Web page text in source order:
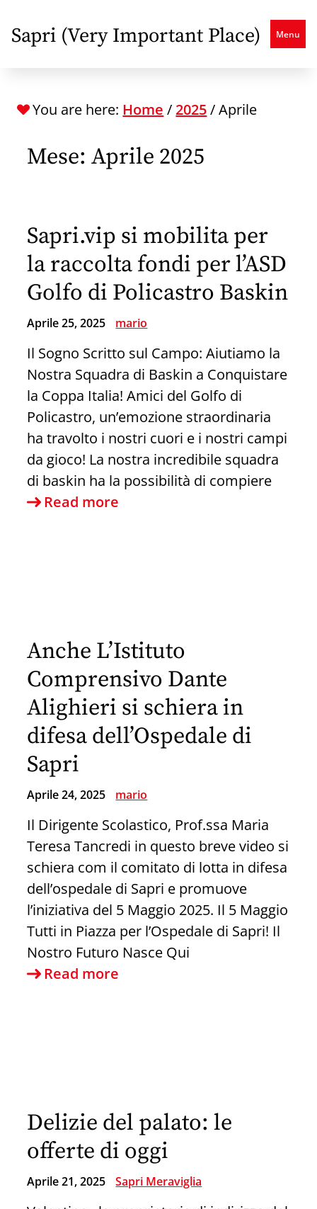
to
main
Sapri (Very Important Place) Menu
You are here: Home /2025/Aprile
Mese:Aprile 2025
Sapri.vip si mobilita per
la raccolta fondi per l’ASD
Golfo di Policastro Baskin
Aprile 25, 2025 mario
Il Sogno Scritto sul Campo: Aiutiamo la
Nostra Squadra di Baskin a Conquistare
la Coppa Italia! Amici del Golfo di
Policastro, un’emozione straordinaria
ha travolto i nostri cuori e i nostri campi
da gioco! La nostra incredibile squadra
di baskin ha la possibilità di compiere
Read more
per
l’ASD
Golfo
di
Policastro
Anche L’Istituto
Comprensivo Dante
Alighieri si schiera in
difesa dell’Ospedale di
Sapri
Aprile 24, 2025 mario
Il Dirigente Scolastico, Prof.ssa Maria
Teresa Tancredi in questo breve video si
schiera com il comitato di lotta in difesa
dell’ospedale di Sapri e promuove
l’iniziativa del 5 Maggio 2025. Il 5 Maggio
Tutti in Piazza per l’Ospedale di Sapri! Il
Nostro Futuro Nasce Qui
Read more
in
difesa
dell’Ospedale
di
Delizie del palato: le
offerte di oggi
Aprile 21, 2025 Sapri Meraviglia